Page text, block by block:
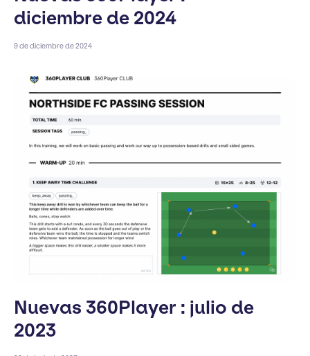
diciembre de 2024
9 de diciembre de 2024
Nuevas 360Player : julio de
2023